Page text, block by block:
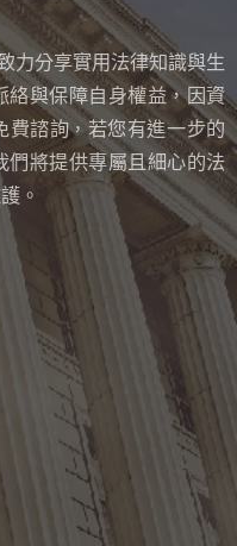
力分享實用法律知識與生
絡與保障自身權益，因資
費諮詢， 若您有進一步的
們將提供專屬且細心的法
。